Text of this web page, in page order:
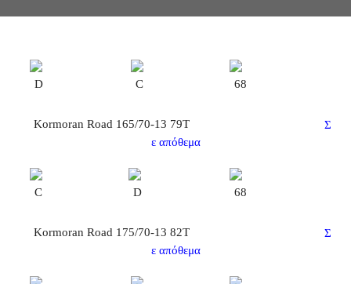
D C 68
Kormoran Road 165/70-13 79Τ
Σ
ε απόθεμα
C D 68
Kormoran Road 175/70-13 82T
Σ
ε απόθεμα